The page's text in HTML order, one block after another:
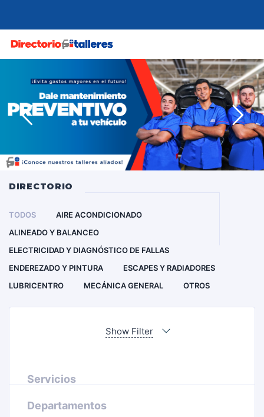
DIRECTORIO
TODOS
AIRE ACONDICIONADO
ALINEADO Y BALANCEO
ELECTRICIDAD Y DIAGNÓSTICO DE FALLAS
ENDEREZADO Y PINTURA
ESCAPES Y RADIADORES
LUBRICENTRO
MECÁNICA GENERAL OTROS
Show Filter
Servicios
Departamentos